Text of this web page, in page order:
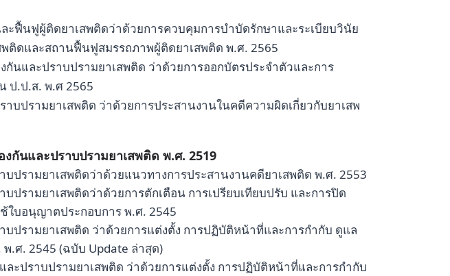
ะฟื้นฟูผู้ติดยาเสพติดว่าด้วยการควบคุมการบำบัดรักษาและระเบียบวินัย
ติดและสถานฟื้นฟูสมรรถภาพผู้ติดยาเสพติด พ.ศ. 2565
นและปราบปรามยาเสพติด ว่าด้วยการออกบัตรประจำตัวและการ
ป.ป.ส. พ.ศ 2565
บปรามยาเสพติด ว่าด้วยการประสานงานในคดีความผิดเกี่ยวกับยาเสพ
กันและปราบปรามยาเสพติด พ.ศ. 2519
บปรามยาเสพติดว่าด้วยแนวทางการประสานงานคดียาเสพติด พ.ศ. 2553
ปรามยาเสพติดว่าด้วยการตักเตือน การเปรียบเทียบปรับ และการปิด
ใบอนุญาตประกอบการ พ.ศ. 2545
ปรามยาเสพติด ว่าด้วยการแต่งตั้ง การปฏิบัติหน้าที่และการกำกับ ดูแล
.ศ. 2545 (ฉบับ Update ล่าสุด)
ละปราบปรามยาเสพติด ว่าด้วยการแต่งตั้ง การปฏิบัติหน้าที่และการกำกับ